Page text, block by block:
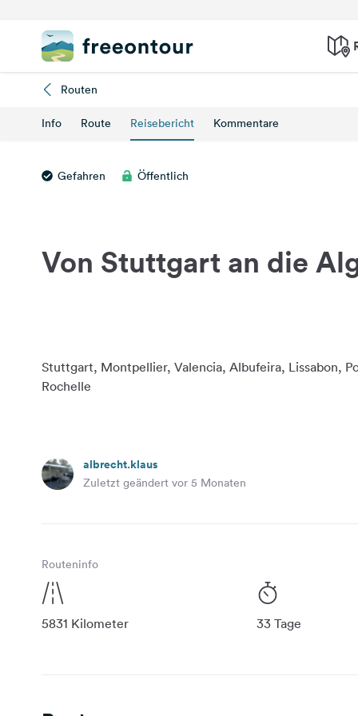
Routen
Info Route Reisebericht Kommentare
Gefahren Öffentlich
Von Stuttgart an die
Stuttgart, Montpellier, Valencia, Albufeira, Lissabon,
albrecht.klaus
Zuletzt geändert vor 5 Monaten
Routeninfo
5831 Kilometer 33 Tage